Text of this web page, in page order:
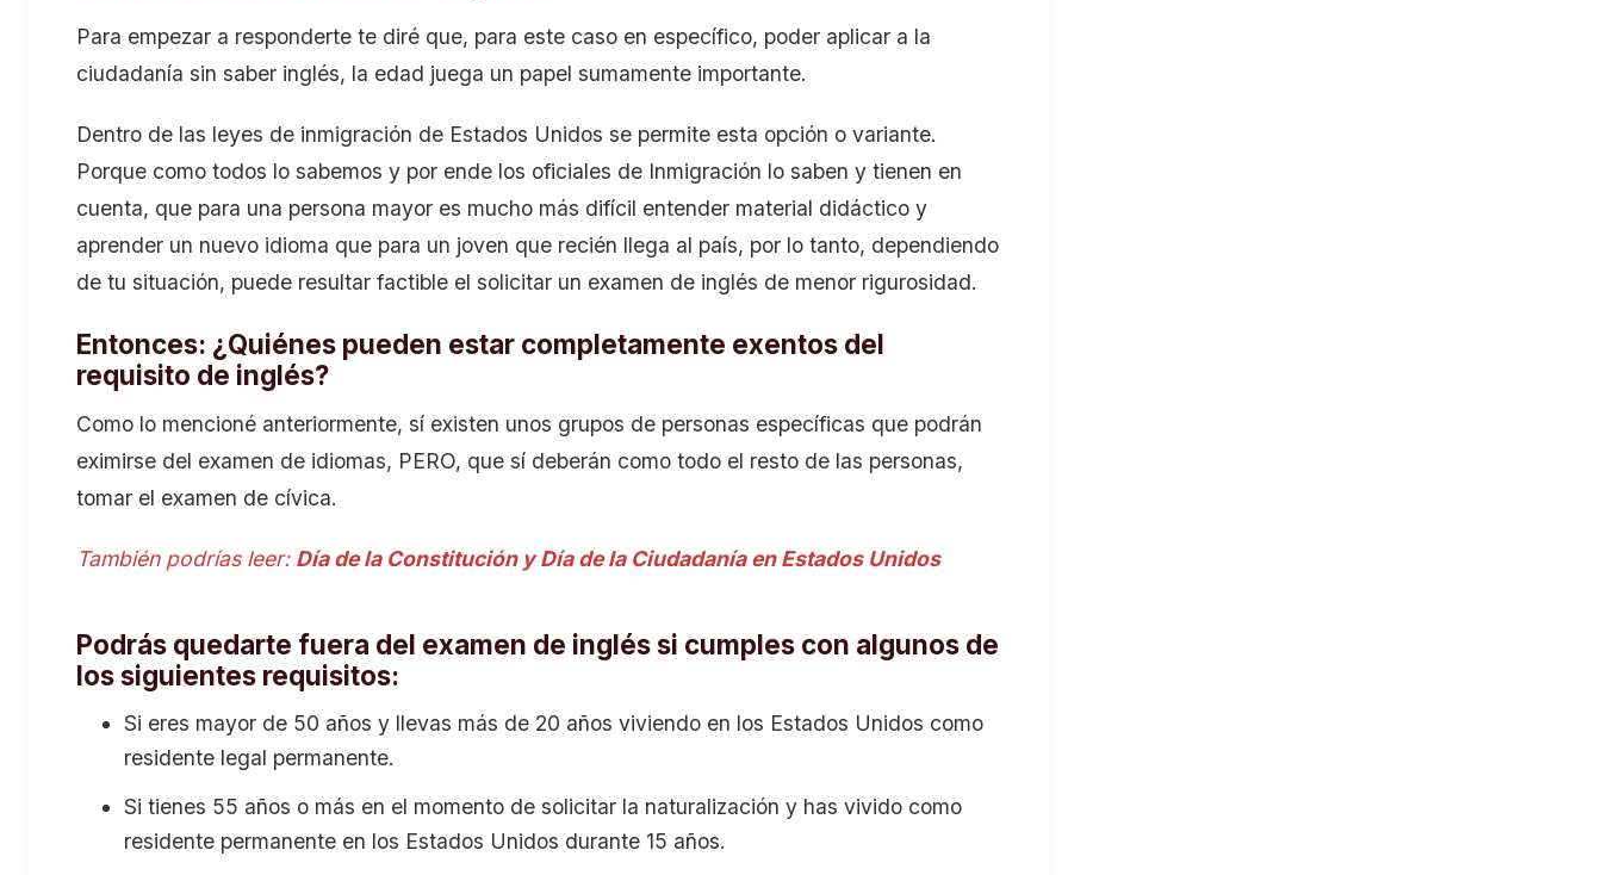
Para empezar a responderte te diré que, para este caso en específico, poder aplicar a la
ciudadanía sin saber inglés, la edad juega un papel sumamente importante.
Dentro de las leyes de inmigración de Estados Unidos se permite esta opción o variante.
Porque como todos lo sabemos y por ende los oficiales de Inmigración lo saben y tienen en
cuenta, que para una persona mayor es mucho más difícil entender material didáctico y
aprender un nuevo idioma que para un joven que recién llega al país, por lo tanto, dependiendo
de tu situación, puede resultar factible el solicitar un examen de inglés de menor rigurosidad.
Entonces: ¿Quiénes pueden estar completamente exentos del
requisito de inglés?
Como lo mencioné anteriormente, sí existen unos grupos de personas específicas que podrán
eximirse del examen de idiomas, PERO, que sí deberán como todo el resto de las personas,
tomar el examen de cívica.
También podrías leer: Día de la Constitución y Día de la Ciudadanía en Estados Unidos
Podrás quedarte fuera del examen de inglés si cumples con algunos de
los siguientes requisitos:
Si eres mayor de 50 años y llevas más de 20 años viviendo en los Estados Unidos como
residente legal permanente.
Si tienes 55 años o más en el momento de solicitar la naturalización y has vivido como
residente permanente en los Estados Unidos durante 15 años.